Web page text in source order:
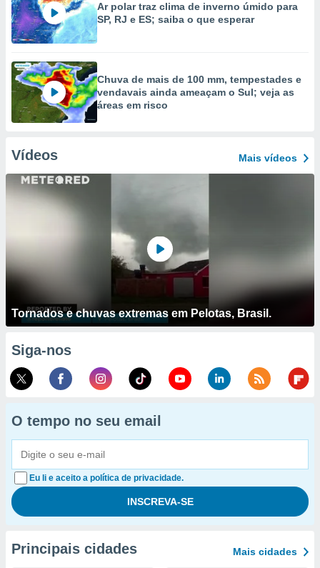
Ar polar traz clima de inverno úmido para
SP, RJ e ES; saiba o que esperar
Chuva de mais de 100 mm, tempestades e
vendavais ainda ameaçam o Sul; veja as
áreas em risco
Vídeos Mais vídeos
Tornados e chuvas extremas em Pelotas, Brasil.
Siga-nos
O tempo no seu email
Eu li e aceito a política de privacidade.
Principais cidades Mais cidades